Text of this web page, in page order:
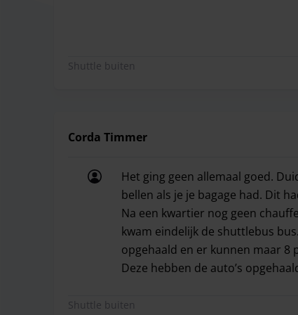
Shuttle buiten
Corda Timmer
Het ging geen allemaal goed.
bellen als je je bagage had. Dit
Na een kwartier nog geen
kwam eindelijk de shuttlebus
opgehaald en er kunnen maar 8
Deze hebben de auto’s
Shuttle buiten